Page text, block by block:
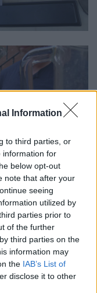
Information
to third parties, or
information for
below opt-out
note that after your
seeing
utilized by
parties prior to
of the further
third parties on the
information may
the IAB’s List of
disclose it to other